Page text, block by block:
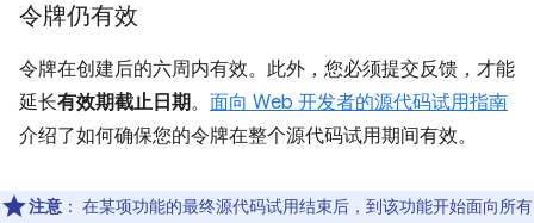
令牌仍有效
令牌在创建后的六周内有效。此外，您必须提交反馈，才能
延长有效期截止日期。 面向 Web 开发者的源代码试用指南
介绍了如何确保您的令牌在整个源代码试用期间有效。
注意 ： 在某项功能的最终源代码试用结束后，到该功能开始面向所有